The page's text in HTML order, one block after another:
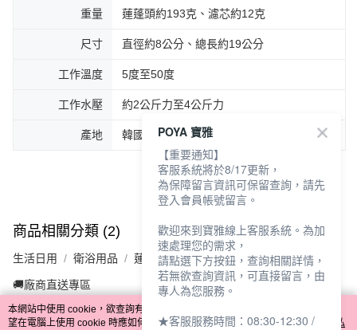
重量 蓮蓬頭約193克、濾芯約12克
尺寸 直徑約8公分、總長約19公分
工作溫度 5度至50度
工作水壓 約2公斤力至4公斤力
產地 韓國
商品相關分類 (2)
生活日用 衛浴用品 蓮蓬頭/相關配件
🚚廠商直送專區
本網站中使用 cookie，欲查詢有關本網站使用 cookie 方式之詳情，及若您不希
望在電腦上使用 cookie 時應如何變更電腦的 cookie 設定，請參閱本網站「
隱私
POYA 寶雅
【重要通知】
客服系統將於8/17更新，
為保障留言資訊可保留查詢，請先
登入會員帳號留言。
歡迎來到寶雅線上客服系統。為加
速處理您的需求，
請點選下方按鈕，查詢相關詳情，
若無欲查詢資訊，可直接留言，由
專人為您服務。
★客服服務時間：08:30-12:30 /